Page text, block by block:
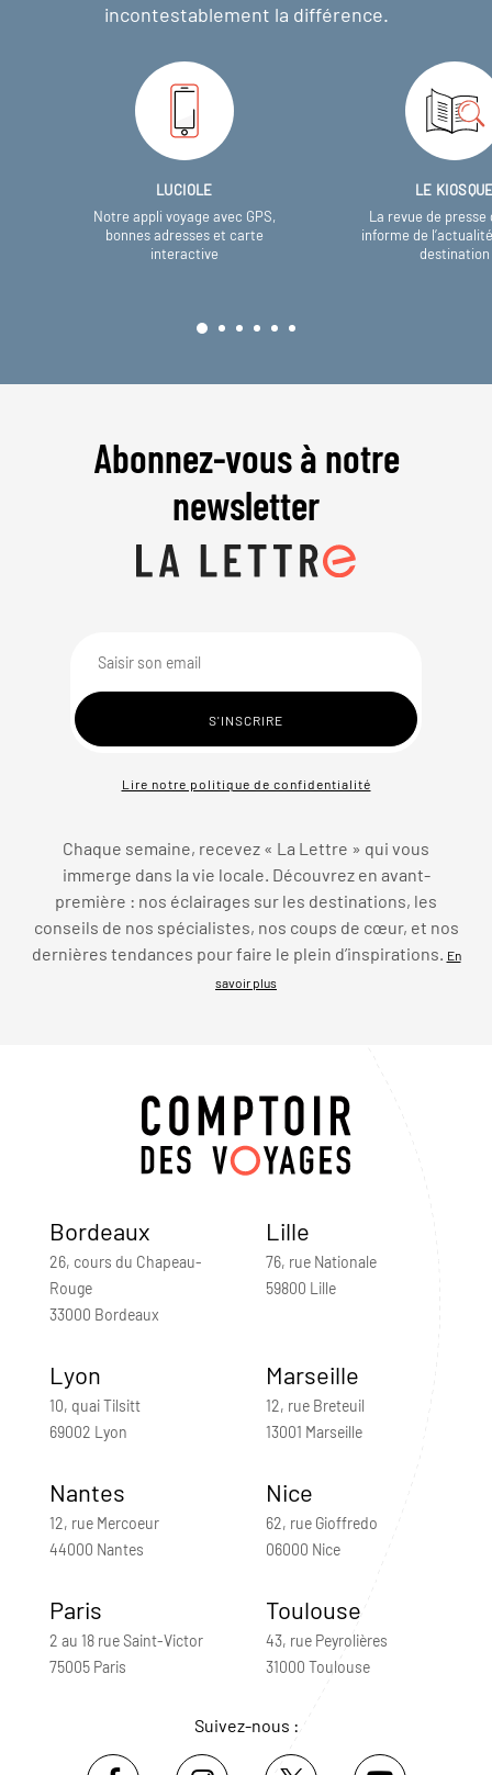
incontestablement la différence.
LUCIOLE
Notre appli voyage avec GPS,
bonnes adresses et carte
interactive
LE
La revue de presse
informe de
destination
Abonnez-vous à notre
newsletter
Lire notre politique de confidentialité
Chaque semaine, recevez « La Lettre » qui vous
immerge dans la vie locale. Découvrez en avant-
première : nos éclairages sur les destinations, les
conseils de nos spécialistes, nos coups de cœur, et nos
dernières tendances pour faire le plein d’inspirations. En
savoir plus
Bordeaux
26, cours du Chapeau-
Rouge
33000 Bordeaux
Lille
76, rue Nationale
59800 Lille
Lyon
10, quai Tilsitt
69002 Lyon
Marseille
12, rue Breteuil
13001 Marseille
Nantes
12, rue Mercoeur
44000 Nantes
Nice
62, rue Gioffredo
06000 Nice
Paris
2 au 18 rue Saint-Victor
75005 Paris
Toulouse
43, rue Peyrolières
31000 Toulouse
Suivez-nous :